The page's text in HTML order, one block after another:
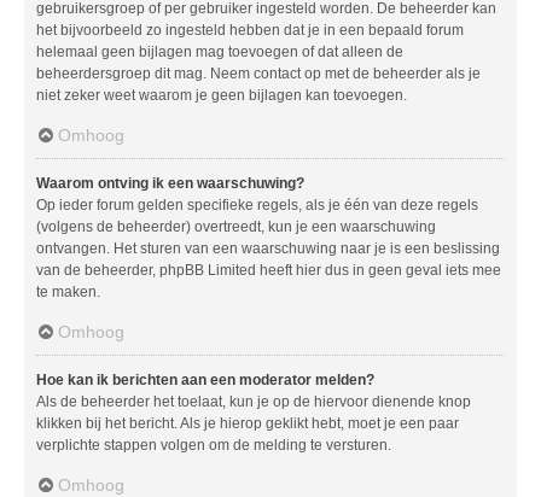
gebruikersgroep of per gebruiker ingesteld worden. De beheerder kan
het bijvoorbeeld zo ingesteld hebben dat je in een bepaald forum
helemaal geen bijlagen mag toevoegen of dat alleen de
beheerdersgroep dit mag. Neem contact op met de beheerder als je
niet zeker weet waarom je geen bijlagen kan toevoegen.
Omhoog
Waarom ontving ik een waarschuwing?
Op ieder forum gelden specifieke regels, als je één van deze regels
(volgens de beheerder) overtreedt, kun je een waarschuwing
ontvangen. Het sturen van een waarschuwing naar je is een beslissing
van de beheerder, phpBB Limited heeft hier dus in geen geval iets mee
te maken.
Omhoog
Hoe kan ik berichten aan een moderator melden?
Als de beheerder het toelaat, kun je op de hiervoor dienende knop
klikken bij het bericht. Als je hierop geklikt hebt, moet je een paar
verplichte stappen volgen om de melding te versturen.
Omhoog